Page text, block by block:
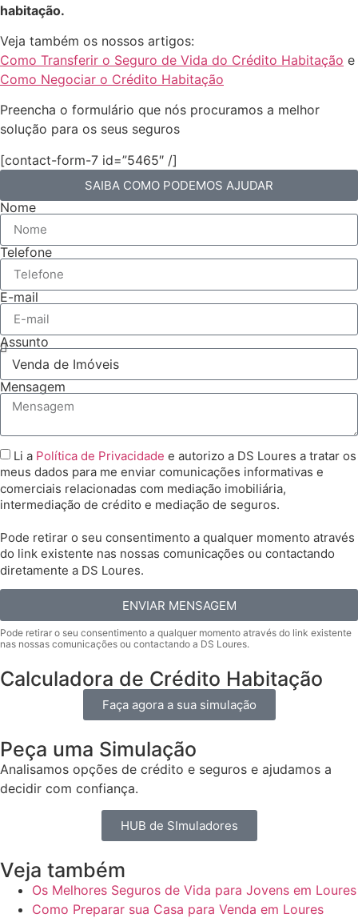
habitação.
Veja também os nossos artigos:
Como Transferir o Seguro de Vida do Crédito Habitação e
Como Negociar o Crédito Habitação
Preencha o formulário que nós procuramos a melhor
solução para os seus seguros
[contact-form-7 id=”5465″ /]
SAIBA COMO PODEMOS AJUDAR
Nome
Telefone
E-mail
Assunto
Mensagem
Li a Política de Privacidade e autorizo a DS Loures a tratar os
meus dados para me enviar comunicações informativas e
comerciais relacionadas com mediação imobiliária,
intermediação de crédito e mediação de seguros.
Pode retirar o seu consentimento a qualquer momento através
do link existente nas nossas comunicações ou contactando
diretamente a DS Loures.
ENVIAR MENSAGEM
Calculadora de Crédito Habitação
Faça agora a sua simulação
Peça uma Simulação
Analisamos opções de crédito e seguros e ajudamos a
decidir com confiança.
HUB de SImuladores
Veja também
Os Melhores Seguros de Vida para Jovens em Loures
Como Preparar sua Casa para Venda em Loures